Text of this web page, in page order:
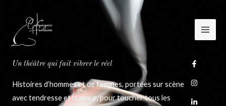
contenu
Un théâtre qui fait vibrer le réel
Histoires d’hommes et de femmes, portées sur scène
avec tendresse et humour, pour toucher tous les